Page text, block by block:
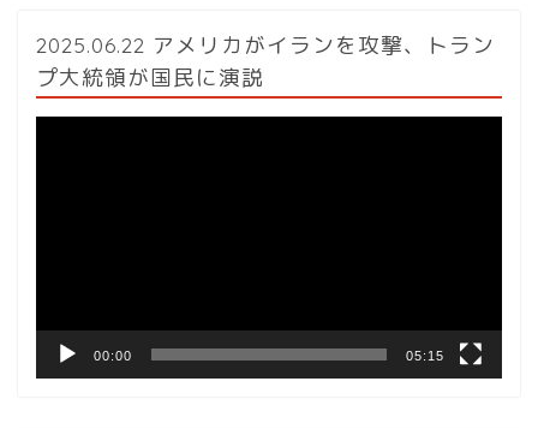
2025.06.22 アメリカがイランを攻撃、トラン
プ大統領が国民に演説
00:00 05:15